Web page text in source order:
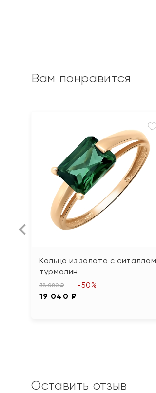
Вам понравится
Кольцо из золота с ситаллом
турмалин
38 080 ₽
19 040 ₽
-50%
Оставить отзыв